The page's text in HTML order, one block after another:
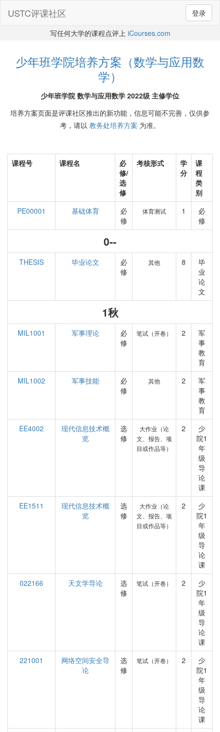
登录
USTC评课社区
写任何大学的课程点评上 iCourses.com
少年班学院培养方案（数学与应用数
学）
少年班学院 数学与应用数学 2022级 主修学位
培养方案页面是评课社区推出的新功能，信息可能不完善，仅供参
考，请以 教务处培养方案 为准。
课程号 课程名
必
修/
选
修
考核形式
学
分
课
程
类
别
PE00001
基础体育
必
修
体育测试 1
必
修
0--
THESIS 毕业论文
必
修
其他 8
毕
业
论
文
1秋
MIL1001 军事理论
必
修
笔试（开卷） 2
军
事
教
育
MIL1002
军事技能
必
修
其他 2
军
事
教
育
EE4002
现代信息技术概
览
选
修
大作业（论
文、报告、项
目或作品等）
2
少
院1
年
级
导
论
课
EE1511
现代信息技术概
览
选
修
大作业（论
文、报告、项
目或作品等）
2
少
院1
年
级
导
论
课
022166
天文学导论
选
修
笔试（开卷） 2
少
院1
年
级
导
论
课
221001
网络空间安全导
论
选
修
笔试（开卷） 2
少
院1
年
级
导
论
课